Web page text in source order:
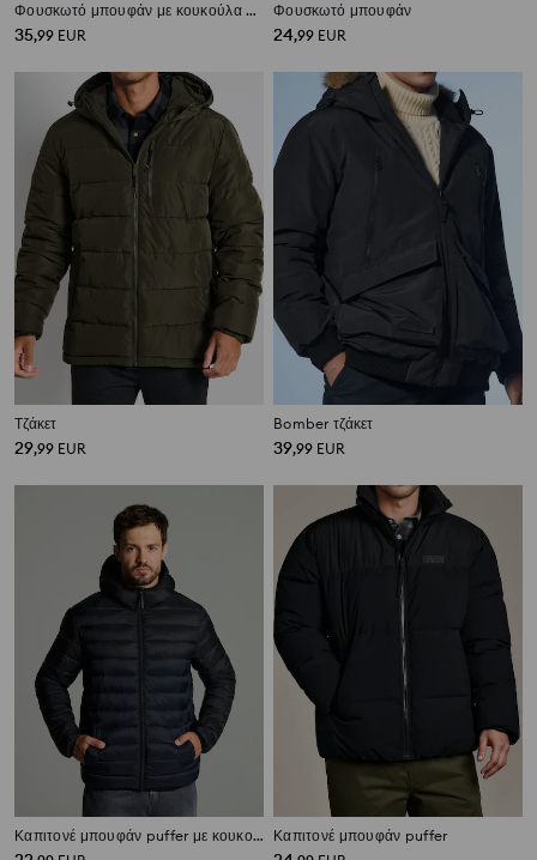
Φουσκωτό μπουφάν με κουκούλα SNSY PERFORMANCE
35,99 EUR
Φουσκωτό μπουφάν
24,99 EUR
Τζάκετ
29,99 EUR
Bomber τζάκετ
39,99 EUR
Καπιτονέ μπουφάν puffer με κουκούλα Καπιτονέ μπουφάν puffer